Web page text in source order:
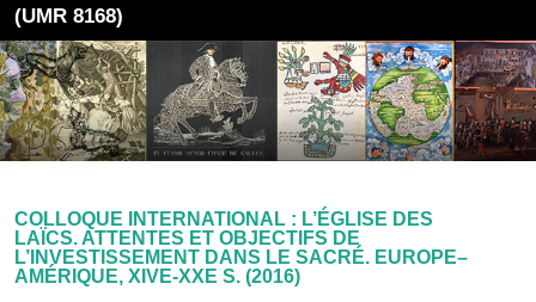
(UMR 8168)
COLLOQUE INTERNATIONAL : L’ÉGLISE DES
LAÏCS. ATTENTES ET OBJECTIFS DE
L’INVESTISSEMENT DANS LE SACRÉ. EUROPE–
AMÉRIQUE, XIVE-XXE S. (2016)